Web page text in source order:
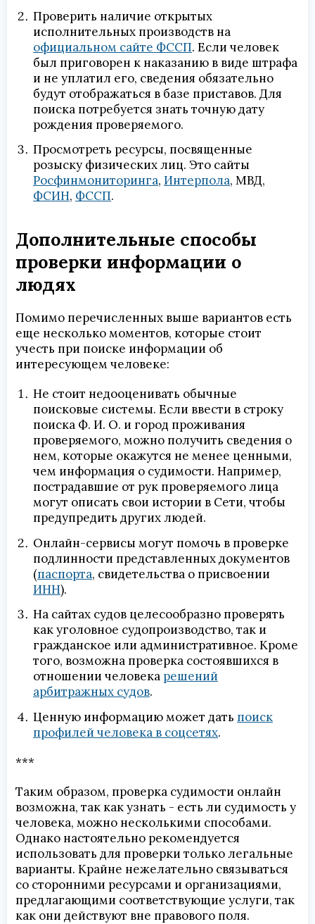
Проверить наличие открытых
исполнительных производств на
официальном сайте ФССП. Если человек
был приговорен к наказанию в виде штрафа
и не уплатил его, сведения обязательно
будут отображаться в базе приставов. Для
поиска потребуется знать точную дату
рождения проверяемого.
Просмотреть ресурсы, посвященные
розыску физических лиц. Это сайты
Росфинмониторинга, Интерпола, МВД,
ФСИН, ФССП.
Дополнительные способы
проверки информации о
людях
Помимо перечисленных выше вариантов есть
еще несколько моментов, которые стоит
учесть при поиске информации об
интересующем человеке:
Не стоит недооценивать обычные
поисковые системы. Если ввести в строку
поиска Ф. И. О. и город проживания
проверяемого, можно получить сведения о
нем, которые окажутся не менее ценными,
чем информация о судимости. Например,
пострадавшие от рук проверяемого лица
могут описать свои истории в Сети, чтобы
предупредить других людей.
Онлайн-сервисы могут помочь в проверке
подлинности представленных документов
(паспорта, свидетельства о присвоении
ИНН).
На сайтах судов целесообразно проверять
как уголовное судопроизводство, так и
гражданское или административное. Кроме
того, возможна проверка состоявшихся в
отношении человека решений
арбитражных судов.
Ценную информацию может дать поиск
профилей человека в соцсетях.
***
Таким образом, проверка судимости онлайн
возможна, так как узнать - есть ли судимость у
человека, можно несколькими способами.
Однако настоятельно рекомендуется
использовать для проверки только легальные
варианты. Крайне нежелательно связываться
со сторонними ресурсами и организациями,
предлагающими соответствующие услуги, так
как они действуют вне правового поля.